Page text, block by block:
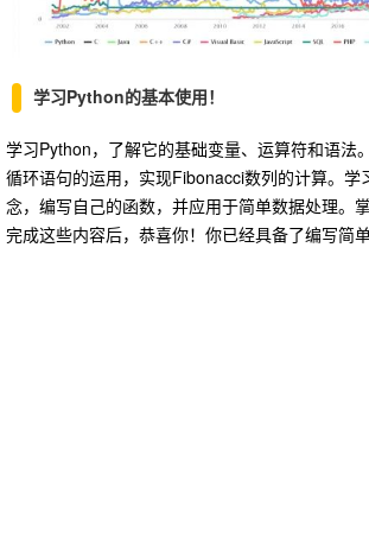
学习Python的基本使用！
学习Python，了解它的基础变量、运算符和语法
循环语句的运用，实现Fibonacci数列的计算。学
念，编写自己的函数，并应用于简单数据处理。
完成这些内容后，恭喜你！你已经具备了编写简